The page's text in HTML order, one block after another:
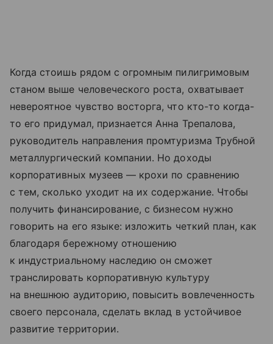
Когда стоишь рядом с огромным пилигримовым
станом выше человеческого роста, охватывает
невероятное чувство восторга, что кто-то когда-
то его придумал, признается Анна Трепалова,
руководитель направления промтуризма Трубной
металлургический компании. Но доходы
корпоративных музеев — крохи по сравнению
с тем, сколько уходит на их содержание. Чтобы
получить финансирование, с бизнесом нужно
говорить на его языке: изложить четкий план, как
благодаря бережному отношению
к индустриальному наследию он сможет
транслировать корпоративную культуру
на внешнюю аудиторию, повысить вовлеченность
своего персонала, сделать вклад в устойчивое
развитие территории.